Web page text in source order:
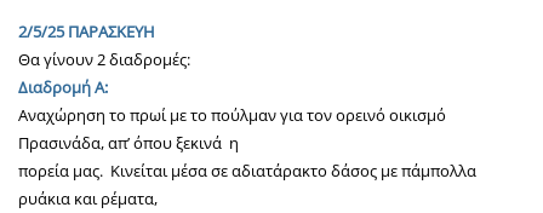
2/5/25 ΠΑΡΑΣΚΕΥΗ
Θα γίνουν 2 διαδρομές:
Διαδρομή Α:
Αναχώρηση το πρωί με το πούλμαν για τον ορεινό οικισμό
Πρασινάδα, απ’ όπου ξεκινά η
πορεία μας. Κινείται μέσα σε αδιατάρακτο δάσος με πάμπολλα
ρυάκια και ρέματα,